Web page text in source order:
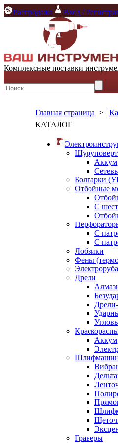
Распродажа Вход /
Комплексные поставки
Главная страница >
КАТАЛОГ
Болгарки
Отбойные
С
С
С
Лобзики
Фены
Дрели
Граверы